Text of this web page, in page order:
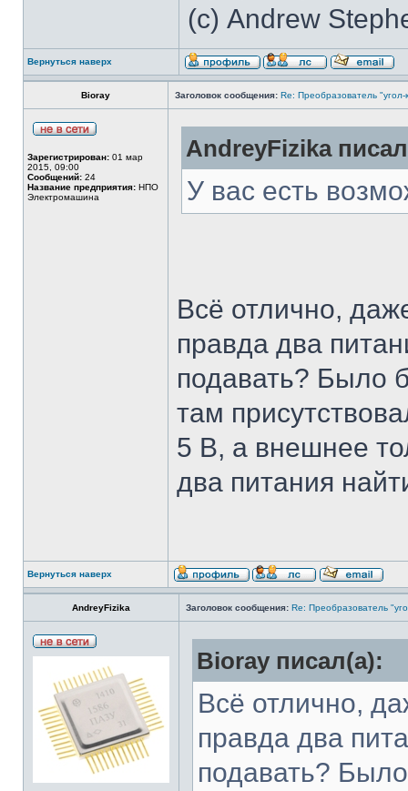
(с) Andrew
Вернуться наверх
Bioray Заголовок сообщения: Re: Преобразователь
Зарегистрирован: 01 мар
2015, 09:00
Сообщений: 24
Название предприятия: НПО
Электромашина
AndreyFizika
У вас есть
Всё отлично,
правда два
подавать? Было
там
5 В, а внешнее
два питания
Вернуться наверх
AndreyFizika Заголовок сообщения: Re: Преобразователь
Bioray писал(а):
Всё отлично,
правда два
подавать?